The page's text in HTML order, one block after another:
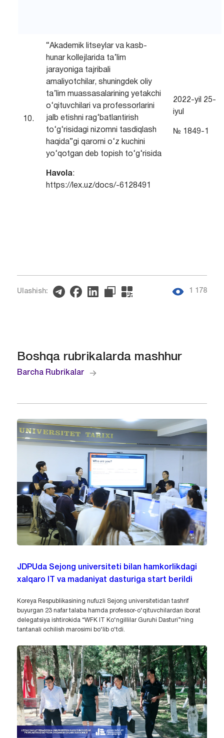
10.
“Akademik litseylar va kasb-
hunar kollejlarida ta’lim
jarayoniga tajribali
amaliyotchilar, shuningdek oliy
ta’lim muassasalarining yetakchi
o‘qituvchilari va professorlarini
jalb etishni rag‘batlantirish
to‘g‘risidagi nizomni tasdiqlash
haqida”gi qarorni o‘z kuchini
yo‘qotgan deb topish to‘g‘risida
Havola:
https://lex.uz/docs/-6128491
2022-yil 25-
iyul
№ 1849-1
Ulashish: 1 178
Boshqa rubrikalarda mashhur
Barcha Rubrikalar
JDPUda Sejong universiteti bilan hamkorlikdagi
xalqaro IT va madaniyat dasturiga start berildi
Koreya Respublikasining nufuzli Sejong universitetidan tashrif
buyurgan 23 nafar talaba hamda professor-o‘qituvchilardan iborat
delegatsiya ishtirokida “WFK IT Ko‘ngillilar Guruhi Dasturi”ning
tantanali ochilish marosimi bo‘lib o‘tdi.